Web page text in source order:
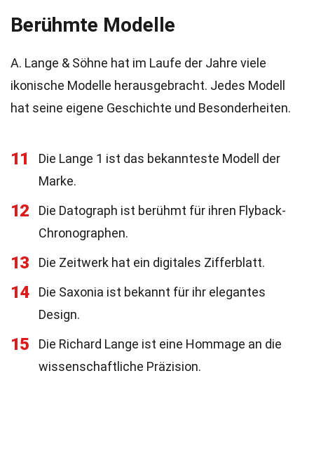
Berühmte Modelle
A. Lange & Söhne hat im Laufe der Jahre viele
ikonische Modelle herausgebracht. Jedes Modell
hat seine eigene Geschichte und Besonderheiten.
11
Die Lange 1 ist das bekannteste Modell der
Marke.
12
Die Datograph ist berühmt für ihren Flyback-
Chronographen.
13 Die Zeitwerk hat ein digitales Zifferblatt.
14
Die Saxonia ist bekannt für ihr elegantes
Design.
15
Die Richard Lange ist eine Hommage an die
wissenschaftliche Präzision.